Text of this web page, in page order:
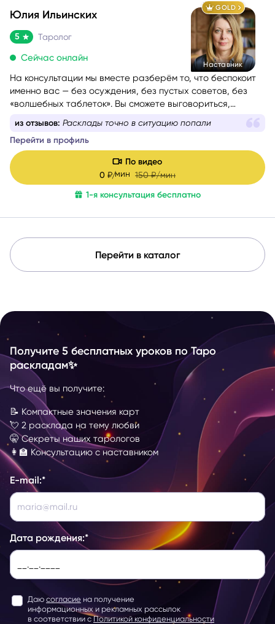
GOLD
Наставник
Юлия Ильинских
5 Таролог
Сейчас онлайн
На консультации мы вместе разберём то, что беспокоит
именно вас — без осуждения, без пустых советов, без
«волшебных таблеток». Вы сможете выговориться,
услышать себя и понять, куда двигаться дальше. Если вам
сейчас тяжело, тревожно или вы просто запутались — я
помогу вам вернуть внутреннюю опору и увидеть дорогу
вперёд.
Моя задача — мягко и бережно провести вас сквозь
сомнения, страхи и переживания, чтобы вы снова
почувствовали уверенность, спокойствие и любовь к
из отзывов: Расклады точно в ситуацию попали
Перейти в профиль
По видео
0 ₽/мин150 ₽/мин
1-я консультация бесплатно
Перейти в каталог
Получите 5 бесплатных уроков по Таро
раскладам✨
Что ещё вы получите:
📝 Компактные значения карт
💘 2 расклада на тему любви
🤫 Секреты наших тарологов
👩‍🏫 Консультацию с наставником
E-mail:*
Дата рождения:*
Даю согласие на получение
информационных и рекламных рассылок
в соответствии с Политикой конфиденциальности